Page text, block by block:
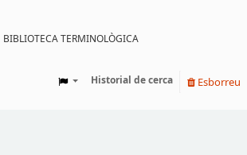
BIBLIOTECA TERMINOLÒGICA
Historial de cerca Esborreu